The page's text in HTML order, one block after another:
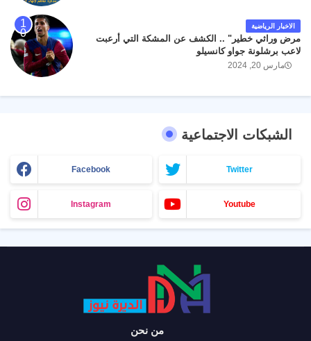
الاخبار الرياضية
مرض وراثي خطير" .. الكشف عن المشكة التي أرعبت
لاعب برشلونة جواو كانسيلو
مارس 20, 2024
الشبكات الاجتماعية
Facebook Twitter
Instagram Youtube
من نحن